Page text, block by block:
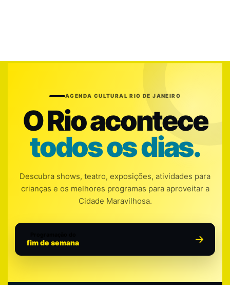
AGENDA CULTURAL RIO DE JANEIRO
O Rio acontece
todos os dias.
Descubra shows, teatro, exposições, atividades para
crianças e os melhores programas para aproveitar a
Cidade Maravilhosa.
fim de semana